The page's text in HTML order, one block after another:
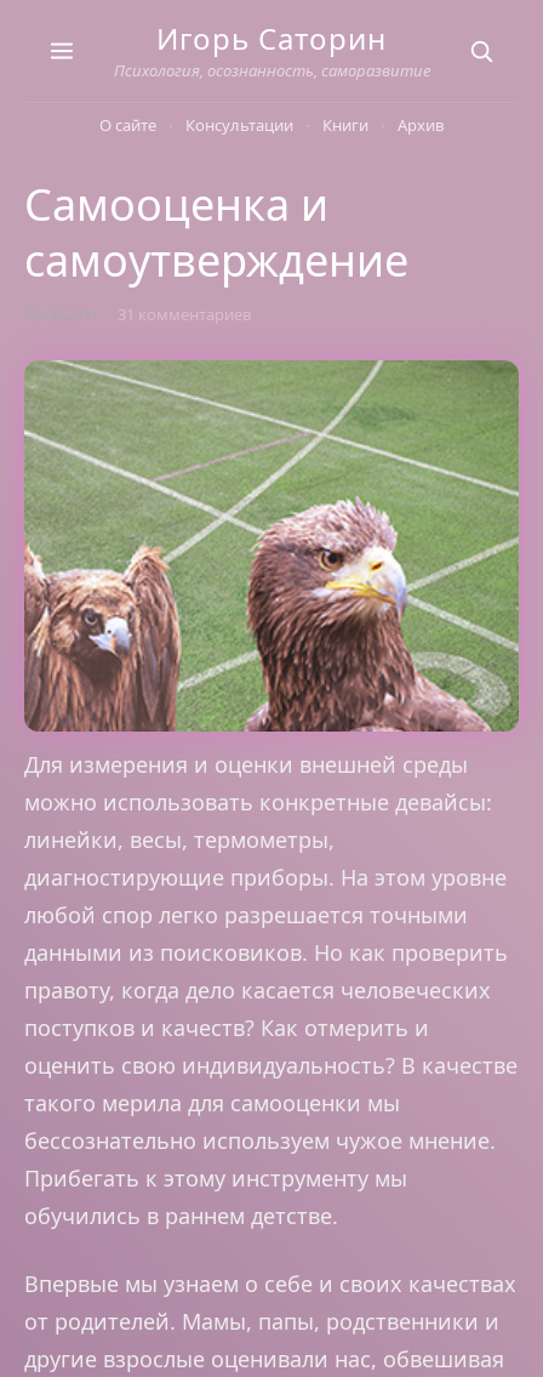
Игорь Саторин
Психология, осознанность, саморазвитие
О сайте Консультации Книги Архив
Самооценка и
самоутверждение
20.06.2011 31 комментариев
Для измерения и оценки внешней среды
можно использовать конкретные девайсы:
линейки, весы, термометры,
диагностирующие приборы. На этом уровне
любой спор легко разрешается точными
данными из поисковиков. Но как проверить
правоту, когда дело касается человеческих
поступков и качеств? Как отмерить и
оценить свою индивидуальность? В качестве
такого мерила для самооценки мы
бессознательно используем чужое мнение.
Прибегать к этому инструменту мы
обучились в раннем детстве.
Впервые мы узнаем о себе и своих качествах
от родителей. Мамы, папы, родственники и
другие взрослые оценивали нас, обвешивая